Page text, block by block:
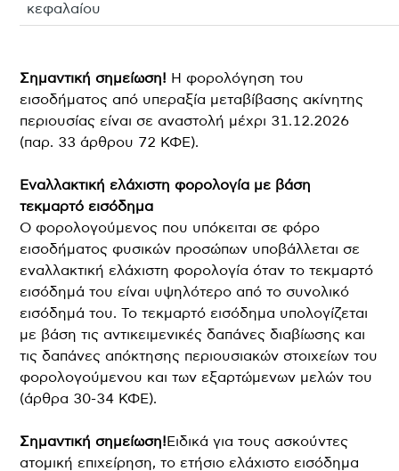
κεφαλαίου
Σημαντική σημείωση! Η φορολόγηση του
εισοδήματος από υπεραξία μεταβίβασης ακίνητης
περιουσίας είναι σε αναστολή μέχρι 31.12.2026
(παρ. 33 άρθρου 72 ΚΦΕ).
Εναλλακτική ελάχιστη φορολογία με βάση
τεκμαρτό εισόδημα
Ο φορολογούμενος που υπόκειται σε φόρο
εισοδήματος φυσικών προσώπων υποβάλλεται σε
εναλλακτική ελάχιστη φορολογία όταν το τεκμαρτό
εισόδημά του είναι υψηλότερο από το συνολικό
εισόδημά του. Το τεκμαρτό εισόδημα υπολογίζεται
με βάση τις αντικειμενικές δαπάνες διαβίωσης και
τις δαπάνες απόκτησης περιουσιακών στοιχείων του
φορολογούμενου και των εξαρτώμενων μελών του
(άρθρα 30-34 ΚΦΕ).
Σημαντική σημείωση!Ειδικά για τους ασκούντες
ατομική επιχείρηση, το ετήσιο ελάχιστο εισόδημα